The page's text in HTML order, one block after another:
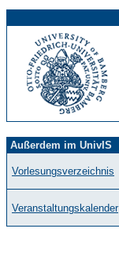
Außerdem im UnivIS
Vorlesungsverzeichnis
Veranstaltungskalender